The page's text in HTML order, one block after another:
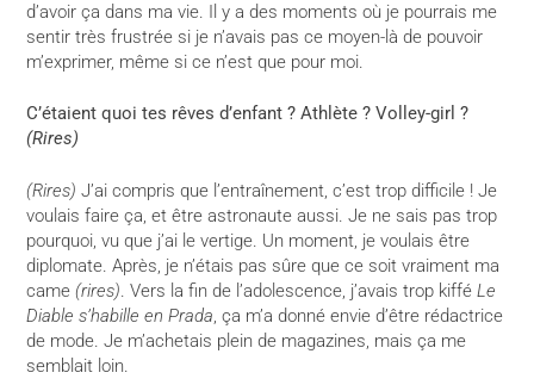
d’avoir ça dans ma vie. Il y a des moments où je pourrais me
sentir très frustrée si je n’avais pas ce moyen-là de pouvoir
m’exprimer, même si ce n’est que pour moi.
C’étaient quoi tes rêves d’enfant ? Athlète ? Volley-girl ?
(Rires)
(Rires) J’ai compris que l’entraînement, c’est trop difficile ! Je
voulais faire ça, et être astronaute aussi. Je ne sais pas trop
pourquoi, vu que j’ai le vertige. Un moment, je voulais être
diplomate. Après, je n’étais pas sûre que ce soit vraiment ma
came(rires). Vers la fin de l’adolescence, j’avais trop kifféLe
Diable s’habille en Prada, ça m’a donné envie d’être rédactrice
de mode. Je m’achetais plein de magazines, mais ça me
semblait loin.